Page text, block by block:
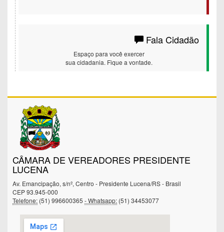
Fala Cidadão
Espaço para você exercer
sua cidadania. Fique a vontade.
CÂMARA DE VEREADORES PRESIDENTE
LUCENA
Av. Emancipação, s/nº, Centro - Presidente Lucena/RS - Brasil
CEP 93.945-000
Telefone: (51) 996600365 - Whatsapp: (51) 34453077